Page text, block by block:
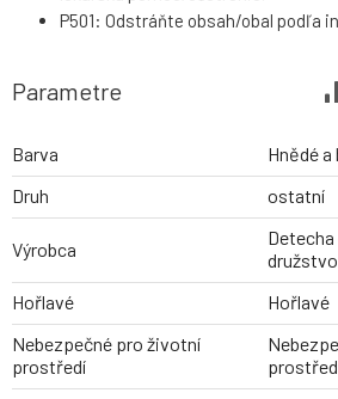
P501: Odstráňte obsah/obal podľa
Parametre
Barva
Hnědé
Druh
ostatní
Výrobca
družstvo
Hořlavé
Hořlavé
Nebezpečné pro životní
prostředí